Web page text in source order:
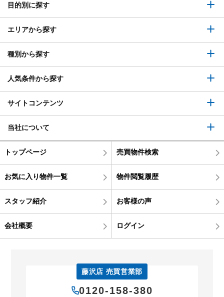
目的別に探す
エリアから探す
種別から探す
人気条件から探す
サイトコンテンツ
当社について
トップページ 売買物件検索
お気に入り物件一覧 物件閲覧履歴
スタッフ紹介 お客様の声
会社概要 ログイン
藤沢店 売買営業部
0120-158-380